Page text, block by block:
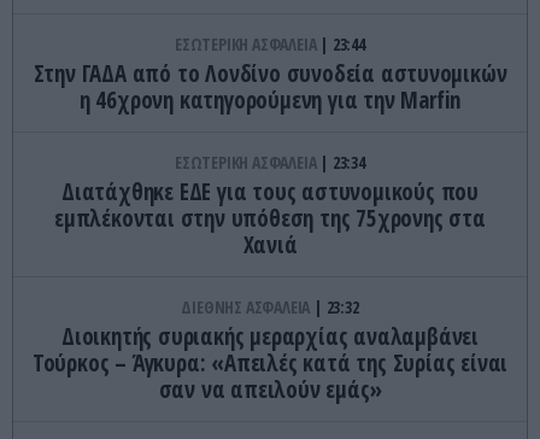
ΕΣΩΤΕΡΙΚΗ ΑΣΦΑΛΕΙΑ 23:44
Στην ΓΑΔΑ από το Λονδίνο συνοδεία αστυνομικών
η 46χρονη κατηγορούμενη για την Marfin
ΕΣΩΤΕΡΙΚΗ ΑΣΦΑΛΕΙΑ 23:34
Διατάχθηκε ΕΔΕ για τους αστυνομικούς που
εμπλέκονται στην υπόθεση της 75χρονης στα
Χανιά
ΔΙΕΘΝΗΣ ΑΣΦΑΛΕΙΑ 23:32
Διοικητής συριακής μεραρχίας αναλαμβάνει
Τούρκος – Άγκυρα: «Απειλές κατά της Συρίας είναι
σαν να απειλούν εμάς»